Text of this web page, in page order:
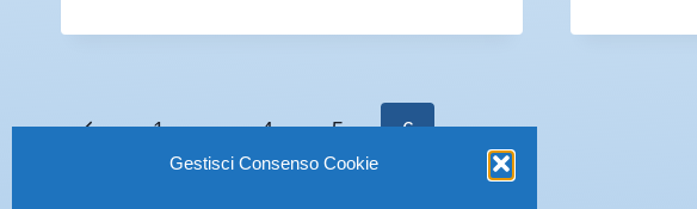
Gestisci Consenso Cookie
1 … 4 5 6